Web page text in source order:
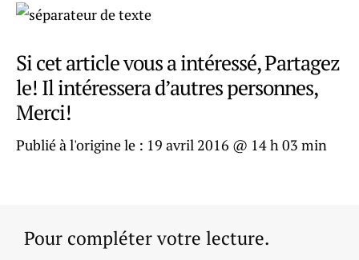
Si cet article vous a intéressé, Partagez
le! Il intéressera d’autres personnes,
Merci!
Publié à l'origine le : 19 avril 2016 @ 14 h 03 min
Pour compléter votre lecture.